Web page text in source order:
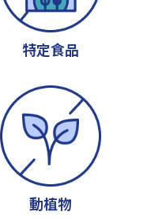
特定食品
動植物